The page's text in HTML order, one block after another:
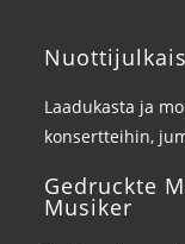
Laadukasta ja
konsertteihin,
Gedruckte
Musiker